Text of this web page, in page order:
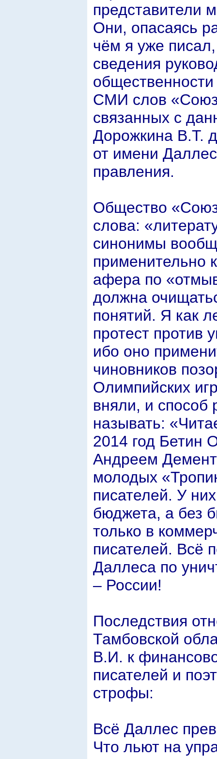
представители
Они, опасаясь
чём я уже
сведения
общественности
СМИ слов «Союз
связанных с
Дорожкина В.Т.
от имени
правления.
Общество «Союз
слова:
синонимы
применительно
афера по
должна
понятий. Я как
протест против
ибо оно
чиновников
Олимпийских
вняли, и способ
называть:
2014 год Бетин
Андреем
молодых
писателей. У
бюджета, а без
только в
писателей. Всё
Даллеса по
– России!
Последствия
Тамбовской
В.И. к
писателей и
строфы:
Всё Даллес
Что льют на